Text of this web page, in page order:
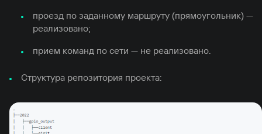
проезд по заданному маршруту (прямоугольник) —
реализовано;
прием команд по сети — не реализовано.
Структура репозитория проекта: